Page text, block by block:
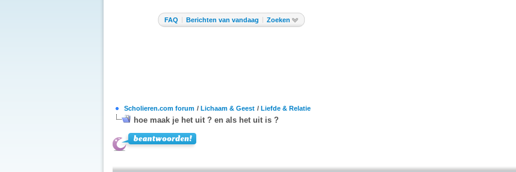
FAQ Berichten van vandaag Zoeken
Scholieren.com forum / Lichaam & Geest / Liefde & Relatie
hoe maak je het uit ? en als het uit is ?